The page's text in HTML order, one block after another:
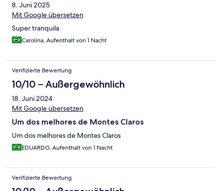
8. Juni 2025
Mit Google übersetzen
Super tranquila
Carolina, Aufenthalt von 1 Nacht
Verifizierte Bewertung
10/10 – Außergewöhnlich
18. Juni 2024
Mit Google übersetzen
Um dos melhores de Montes Claros
Um dos melhores de Montes Claros
EDUARDO, Aufenthalt von 1 Nacht
Verifizierte Bewertung